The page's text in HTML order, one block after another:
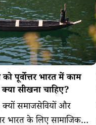
पूर्वोत्तर भारत में काम
सीखना चाहिए?
क्यों समाजसेवियों और
भारत के लिए सामाजिक